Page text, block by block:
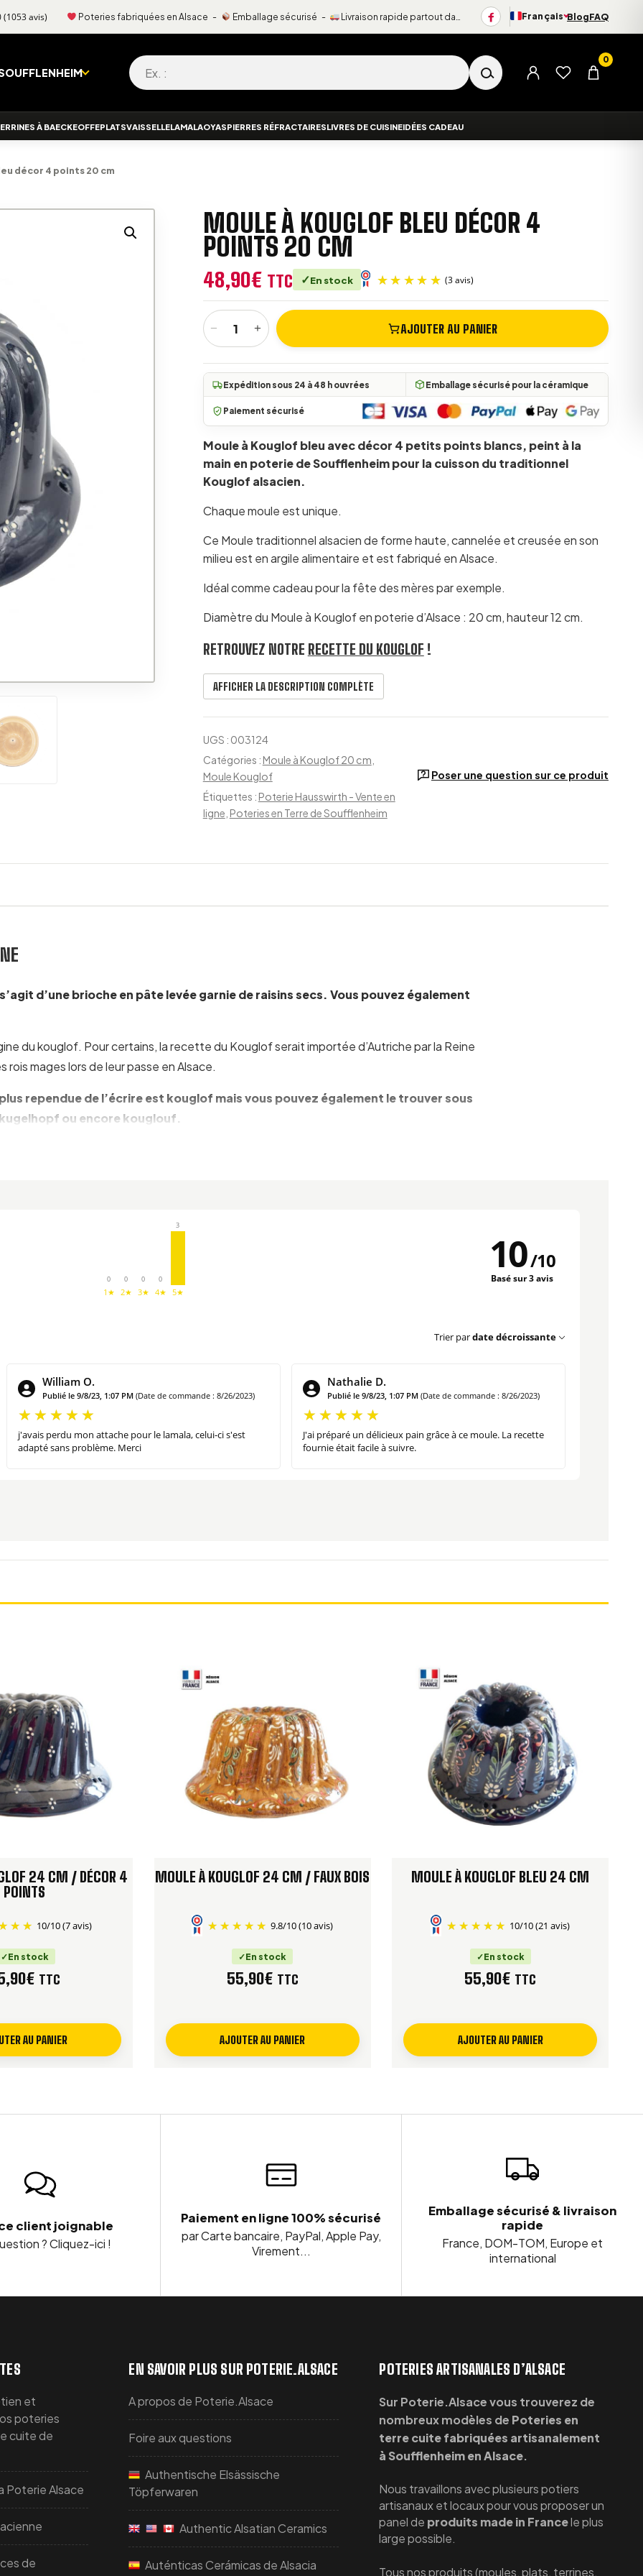
9.8/10 (1053 avis)
Poteries fabriquées en Alsace - Emballage sécurisé - Livraison rapide partout dans le monde Français
Changer de langue
BlogFAQ
Recherche pour :
Menu du compte
Liste d’envies
Panier
0
À BAECKEOFFEPLATSVAISSELLELAMALAOYASPIERRES RÉFRACTAIRESLIVRES DE CUISINEIDÉES CADEAU
décor 4 points 20 cm
MOULE À KOUGLOF BLEU DÉCOR 4
POINTS 20 CM
48,90€ TTC En stock
(3 avis)
quantité de Moule à Kouglof Bleu décor 4 points 20 cm
− + AJOUTER AU PANIER
Expédition sous 24 à 48 h ouvrées Emballage sécurisé pour la céramique
Paiement sécurisé
Moule à Kouglof bleu avec décor 4 petits points blancs, peint à la
main en poterie de Soufflenheim pour la cuisson du traditionnel
Kouglof alsacien.
Chaque moule est unique.
Ce Moule traditionnel alsacien de forme haute, cannelée et creusée en son
milieu est en argile alimentaire et est fabriqué en Alsace.
Idéal comme cadeau pour la fête des mères par exemple.
Diamètre du Moule à Kouglof en poterie d’Alsace : 20 cm, hauteur 12 cm.
RETROUVEZ NOTRE RECETTE DU KOUGLOF !
AFFICHER LA DESCRIPTION COMPLÈTE
UGS : 003124
Catégories : Moule à Kouglof 20 cm
Moule Kouglof
Étiquettes : Poterie Hausswirth - Vente en
ligne Poteries en Terre de Soufflenheim
Poser une question sur ce produit
d’une brioche en pâte levée garnie de raisins secs. Vous pouvez également
du kouglof. Pour certains, la recette du Kouglof serait importée d’Autriche par la Reine
mages lors de leur passe en Alsace.
rependue de l’écrire est kouglof mais vous pouvez également le trouver sous
ou encore kouglouf.
(Bas-Rhin), cité des potiers. Il trouvera sans aucun doute une place dans votre
d’assurer une diffusion régulière de la chaleur au cœur de la pâte levée.
dans four traditionnel et dans un four micro-ondes.
en Alsace.
0
1★
0
2★
0
3★
0
4★
3
5★
10/10
Basé sur 3 avis
Trier pardate décroissante
William O.
Publié le 9/8/23, 1:07 PM (Date de commande : 8/26/2023)
j'avais perdu mon attache pour le lamala, celui-ci s'est
adapté sans problème. Merci
Nathalie D.
Publié le 9/8/23, 1:07 PM (Date de commande : 8/26/2023)
J'ai préparé un délicieux pain grâce à ce moule. La recette
fournie était facile à suivre.
24 CM / DÉCOR 4
POINTS
10/10(7 avis)
En stock
€ TTC
AU PANIER
MOULE À KOUGLOF 24 CM / FAUX BOIS
9.8/10(10 avis)
En stock
55,90€ TTC
AJOUTER AU PANIER
MOULE À KOUGLOF BLEU 24 CM
10/10(21 avis)
En stock
55,90€ TTC
AJOUTER AU PANIER
client joignable
? Cliquez-ici !
Paiement en ligne 100% sécurisé
par Carte bancaire, PayPal, Apple Pay,
Virement...
Emballage sécurisé & livraison
rapide
France, DOM-TOM, Europe et
international
et
poteries
cuite de
Poterie Alsace
de
EN SAVOIR PLUS SUR POTERIE.ALSACE
A propos de Poterie.Alsace
Foire aux questions
Authentische Elsässische
Töpferwaren
Authentic Alsatian Ceramics
Auténticas Cerámicas de Alsacia
POTERIES ARTISANALES D’ALSACE
Sur Poterie.Alsace vous trouverez de
nombreux modèles de Poteries en
terre cuite fabriquées artisanalement
à Soufflenheim en Alsace.
Nous travaillons avec plusieurs potiers
artisanaux et locaux pour vous proposer un
panel de produits made in Francele plus
large possible.
Tous nos produits (moules, plats, terrines,